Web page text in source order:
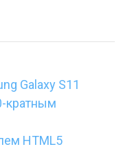
Galaxy S11
кратным
HTML5